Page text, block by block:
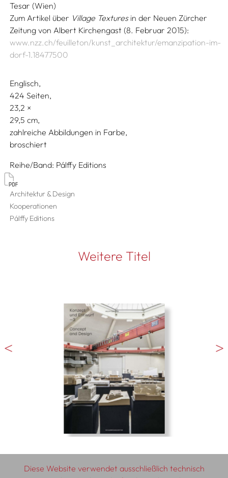
Tesar (Wien)
Zum Artikel über Village Texturesin der Neuen Zürcher
Zeitung von Albert Kirchengast (8. Februar 2015):
www.nzz.ch/feuilleton/kunst_architektur/emanzipation-im-
dorf-1.18477500
Englisch
424 Seiten,
23,2
29,5
zahlreiche Abbildungen in Farbe
broschiert
Reihe/Band Pálffy Editions
Architektur & Design
Kooperationen
Pálffy Editions
Weitere Titel
Diese Website verwendet ausschließlich technisch